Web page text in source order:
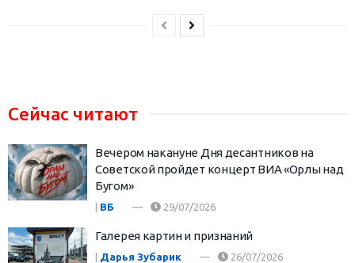
Сейчас читают
Вечером накануне Дня десантников на
Советской пройдет концерт ВИА «Орлы над
Бугом»
| ВБ 29/07/2026
Галерея картин и признаний
| Дарья Зубарик 26/07/2026